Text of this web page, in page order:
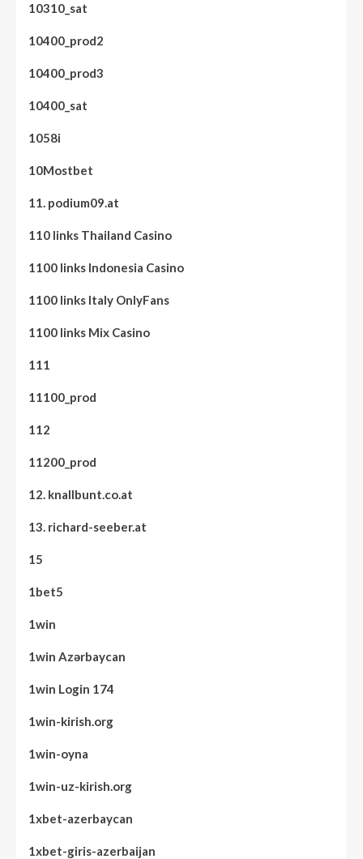
10310_sat
10400_prod2
10400_prod3
10400_sat
1058i
10Mostbet
11. podium09.at
110 links Thailand Casino
1100 links Indonesia Casino
1100 links Italy OnlyFans
1100 links Mix Casino
111
11100_prod
112
11200_prod
12. knallbunt.co.at
13. richard-seeber.at
15
1bet5
1win
1win Azərbaycan
1win Login 174
1win-kirish.org
1win-oyna
1win-uz-kirish.org
1xbet-azerbaycan
1xbet-giris-azerbaijan